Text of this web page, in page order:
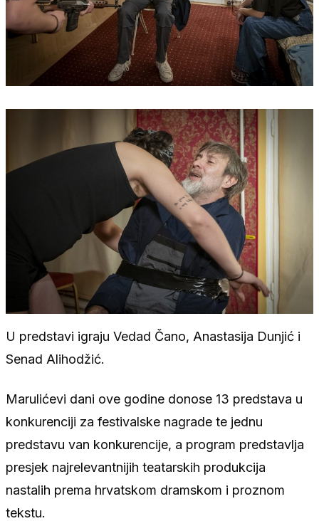
U predstavi igraju Vedad Čano, Anastasija Dunjić i
Senad Alihodžić.
Marulićevi dani ove godine donose 13 predstava u
konkurenciji za festivalske nagrade te jednu
predstavu van konkurencije, a program predstavlja
presjek najrelevantnijih teatarskih produkcija
nastalih prema hrvatskom dramskom i proznom
tekstu.